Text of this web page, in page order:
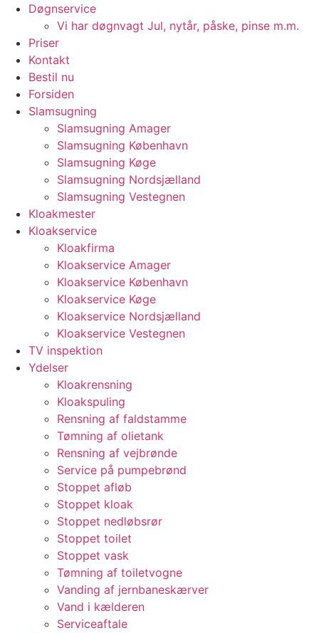
Døgnservice
Vi har døgnvagt Jul, nytår, påske, pinse m.m.
Priser
Kontakt
Bestil nu
Forsiden
Slamsugning
Slamsugning Amager
Slamsugning København
Slamsugning Køge
Slamsugning Nordsjælland
Slamsugning Vestegnen
Kloakmester
Kloakservice
Kloakfirma
Kloakservice Amager
Kloakservice København
Kloakservice Køge
Kloakservice Nordsjælland
Kloakservice Vestegnen
TV inspektion
Ydelser
Kloakrensning
Kloakspuling
Rensning af faldstamme
Tømning af olietank
Rensning af vejbrønde
Service på pumpebrønd
Stoppet afløb
Stoppet kloak
Stoppet nedløbsrør
Stoppet toilet
Stoppet vask
Tømning af toiletvogne
Vanding af jernbaneskærver
Vand i kælderen
Serviceaftale